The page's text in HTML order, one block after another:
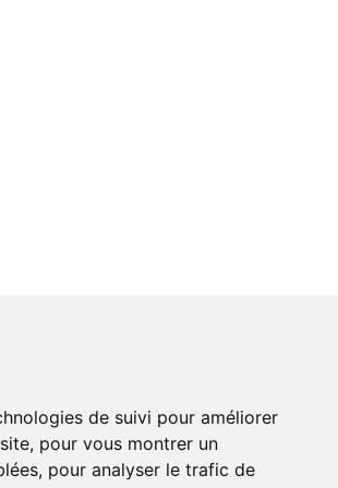
de suivi pour améliorer
pour vous montrer un
pour analyser le trafic de